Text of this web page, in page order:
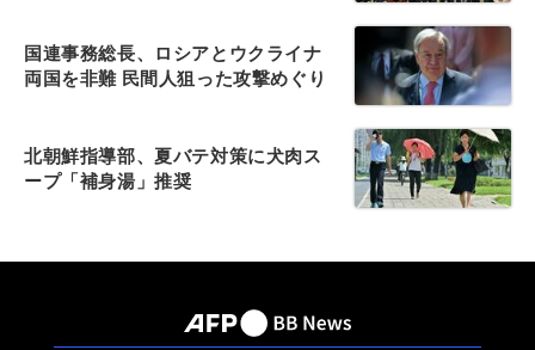
国連事務総長、ロシアとウクライナ
両国を非難 民間人狙った攻撃めぐり
北朝鮮指導部、夏バテ対策に犬肉ス
ープ「補身湯」推奨